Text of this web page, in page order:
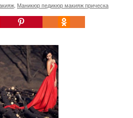
Маникюр педикюр макияж прическа